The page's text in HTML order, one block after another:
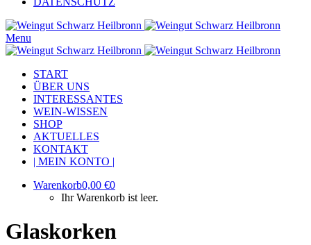
Menu
START
ÜBER UNS
INTERESSANTES
WEIN-WISSEN
SHOP
AKTUELLES
KONTAKT
| MEIN KONTO |
Warenkorb0,00 €0
Ihr Warenkorb ist leer.
Glaskorken